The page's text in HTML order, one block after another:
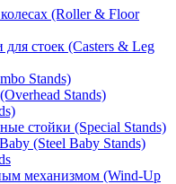
(Roller & Floor
для стоек (Casters & Leg
Stands)
Stands)
стойки (Special Stands)
(Steel Baby Stands)
механизмом (Wind-Up